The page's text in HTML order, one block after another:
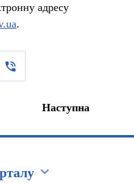
адресу
.
Наступна